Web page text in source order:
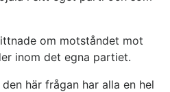
om motståndet mot
inom det egna partiet.
här frågan har alla en hel